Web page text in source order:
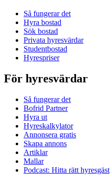
Så fungerar det
Hyra bostad
Sök bostad
Privata hyresvärdar
Studentbostad
Hyrespriser
För hyresvärdar
Så fungerar det
Bofrid Partner
Hyra ut
Hyreskalkylator
Annonsera gratis
Skapa annons
Artiklar
Mallar
Podcast: Hitta rätt hyresgäst